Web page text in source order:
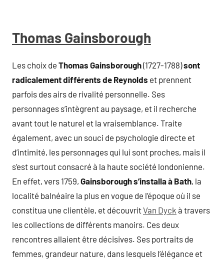
Thomas Gainsborough
Les choix de Thomas Gainsborough(1727-1788)sont
radicalement différents de Reynolds et prennent
parfois des airs de rivalité personnelle. Ses
personnages s’intègrent au paysage, et il recherche
avant tout le naturel et la vraisemblance. Traite
également, avec un souci de psychologie directe et
d’intimité, les personnages qui lui sont proches, mais il
s’est surtout consacré à la haute société londonienne.
En effet, vers 1759, Gainsborough s’installa à Bath, la
localité balnéaire la plus en vogue de l’époque où il se
constitua une clientèle, et découvritVan Dyck à travers
les collections de différents manoirs. Ces deux
rencontres allaient être décisives. Ses portraits de
femmes, grandeur nature, dans lesquels l’élégance et